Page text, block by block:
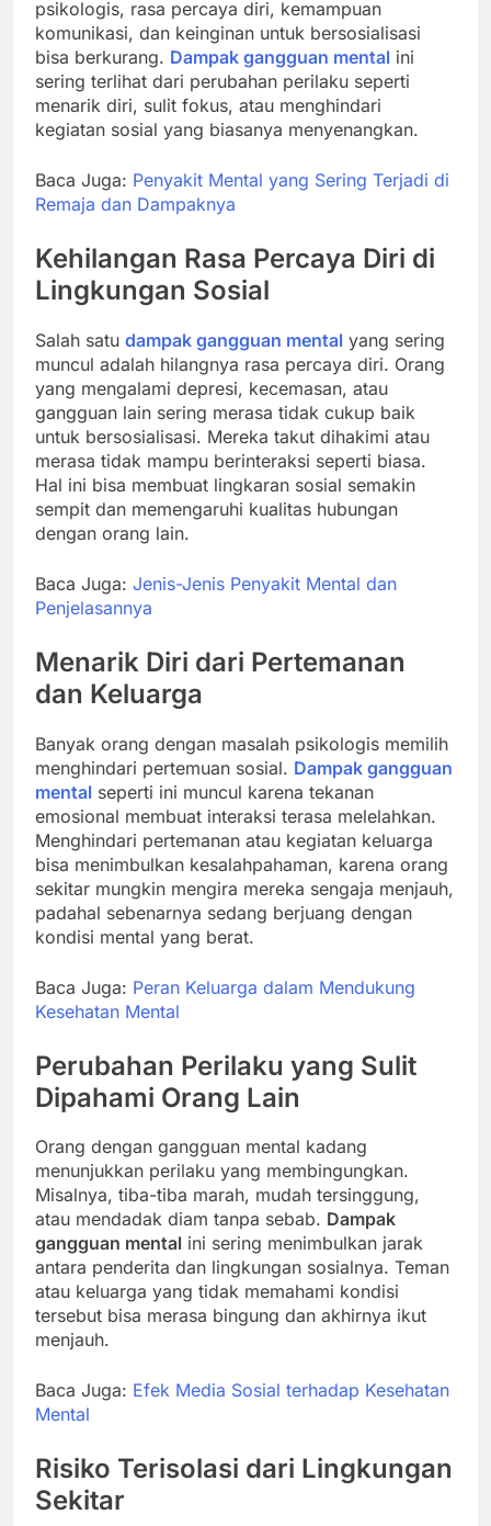
psikologis, rasa percaya diri, kemampuan
komunikasi, dan keinginan untuk bersosialisasi
bisa berkurang. Dampak gangguan mental ini
sering terlihat dari perubahan perilaku seperti
menarik diri, sulit fokus, atau menghindari
kegiatan sosial yang biasanya menyenangkan.
Baca Juga: Penyakit Mental yang Sering Terjadi di
Remaja dan Dampaknya
Kehilangan Rasa Percaya Diri di
Lingkungan Sosial
Salah satu dampak gangguan mental yang sering
muncul adalah hilangnya rasa percaya diri. Orang
yang mengalami depresi, kecemasan, atau
gangguan lain sering merasa tidak cukup baik
untuk bersosialisasi. Mereka takut dihakimi atau
merasa tidak mampu berinteraksi seperti biasa.
Hal ini bisa membuat lingkaran sosial semakin
sempit dan memengaruhi kualitas hubungan
dengan orang lain.
Baca Juga: Jenis-Jenis Penyakit Mental dan
Penjelasannya
Menarik Diri dari Pertemanan
dan Keluarga
Banyak orang dengan masalah psikologis memilih
menghindari pertemuan sosial. Dampak gangguan
mental seperti ini muncul karena tekanan
emosional membuat interaksi terasa melelahkan.
Menghindari pertemanan atau kegiatan keluarga
bisa menimbulkan kesalahpahaman, karena orang
sekitar mungkin mengira mereka sengaja menjauh,
padahal sebenarnya sedang berjuang dengan
kondisi mental yang berat.
Baca Juga: Peran Keluarga dalam Mendukung
Kesehatan Mental
Perubahan Perilaku yang Sulit
Dipahami Orang Lain
Orang dengan gangguan mental kadang
menunjukkan perilaku yang membingungkan.
Misalnya, tiba-tiba marah, mudah tersinggung,
atau mendadak diam tanpa sebab. Dampak
gangguan mental ini sering menimbulkan jarak
antara penderita dan lingkungan sosialnya. Teman
atau keluarga yang tidak memahami kondisi
tersebut bisa merasa bingung dan akhirnya ikut
menjauh.
Baca Juga: Efek Media Sosial terhadap Kesehatan
Mental
Risiko Terisolasi dari Lingkungan
Sekitar